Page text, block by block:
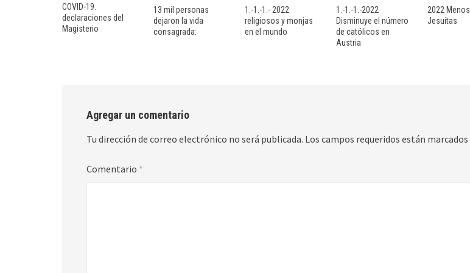
COVID-19.
declaraciones del
Magisterio
13 mil personas
dejaron la vida
consagrada:
1.-1.-1.- 2022
religiosos y monjas
en el mundo
1.-1.-1.-2022
Disminuye el número
de católicos en
Austria
2022 Menos
Jesuítas
Agregar un comentario
Tu dirección de correo electrónico no será publicada. Los campos requeridos están marcados
Comentario *